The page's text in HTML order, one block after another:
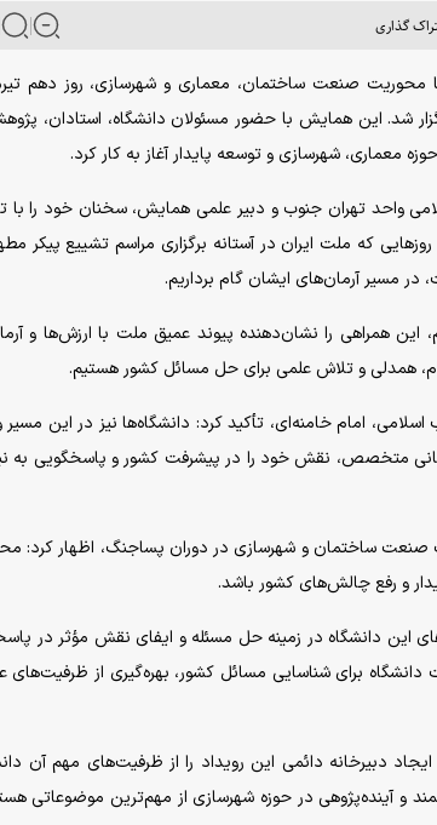
گذاری
محوریت صنعت ساختمان، معماری و شهرسازی، روز دهم
شد. این همایش با حضور مسئولان دانشگاه، استادان،
معماری، شهرسازی و توسعه پایدار آغاز به کار کرد.
واحد تهران جنوب و دبیر علمی همایش، سخنان خود را با
که ملت ایران در آستانه برگزاری مراسم تشییع پیکر
مسیر آرمان‌های ایشان گام برداریم.
همراهی را نشان‌دهنده پیوند عمیق ملت با ارزش‌ها و
همدلی و تلاش علمی برای حل مسائل کشور هستیم.
امام خامنه‌ای، تأکید کرد: دانشگاه‌ها نیز در این مسیر
متخصص، نقش خود را در پیشرفت کشور و پاسخگویی به
صنعت ساختمان و شهرسازی در دوران پساجنگ، اظهار کرد:
و رفع چالش‌های کشور باشد.
این دانشگاه در زمینه حل مسئله و ایفای نقش مؤثر در
برای شناسایی مسائل کشور، بهره‌گیری از ظرفیت‌های
دبیرخانه دائمی این رویداد را از ظرفیت‌های مهم آن
و آینده‌پژوهی در حوزه شهرسازی از مهم‌ترین موضوعاتی